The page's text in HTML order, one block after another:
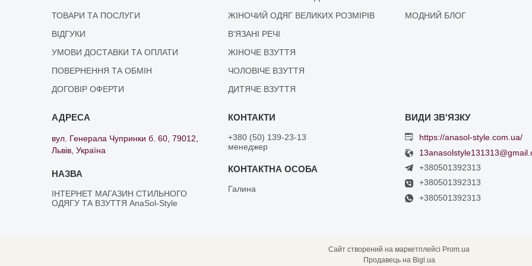
ТОВАРИ ТА ПОСЛУГИ
ВІДГУКИ
УМОВИ ДОСТАВКИ ТА ОПЛАТИ
ПОВЕРНЕННЯ ТА ОБМІН
ДОГОВІР ОФЕРТИ
ЖІНОЧИЙ ОДЯГ ВЕЛИКИХ РОЗМІРІВ
В'ЯЗАНІ РЕЧІ
ЖІНОЧЕ ВЗУТТЯ
ЧОЛОВІЧЕ ВЗУТТЯ
ДИТЯЧЕ ВЗУТТЯ
МОДНИЙ БЛОГ
вул. Генерала Чупринки б. 60, 79012,
Львів, Україна
ІНТЕРНЕТ МАГАЗИН СТИЛЬНОГО
ОДЯГУ ТА ВЗУТТЯ AnaSol-Style
+380 (50) 139-23-13
менеджер
Галина
https://anasol-style.com.ua/
+380501392313
+380501392313
+380501392313
Сайт створений на маркетплейсі Prom.ua
Продавець на Bigl.ua